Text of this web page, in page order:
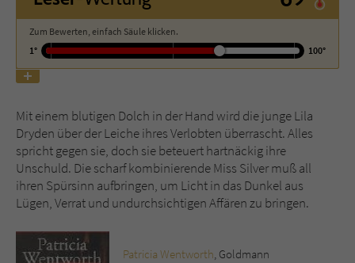
Zum Bewerten, einfach Säule klicken.
1°
100°
Mit einem blutigen Dolch in der Hand wird die junge Lila
Dryden über der Leiche ihres Verlobten überrascht. Alles
spricht gegen sie, doch sie beteuert hartnäckig ihre
Unschuld. Die scharf kombinierende Miss Silver muß all
ihren Spürsinn aufbringen, um Licht in das Dunkel aus
Lügen, Verrat und undurchsichtigen Affären zu bringen.
Patricia Wentworth , Goldmann
Name tx_pwcomments_ahash
Anbieter
Laufzeit 1 Jahr
Zweck Cookie für Kommentare einzelner Buchtitel
Name fe_typo_user
Anbieter